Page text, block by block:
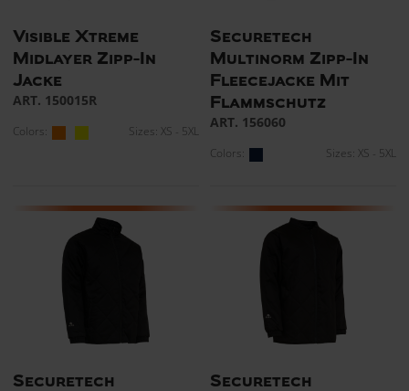
Visible Xtreme
Midlayer Zipp-In
Jacke
ART. 150015R
Colors: Sizes: XS - 5XL
Securetech
Multinorm Zipp-In
Fleecejacke Mit
Flammschutz
ART. 156060
Colors: Sizes: XS - 5XL
Securetech
Securetech